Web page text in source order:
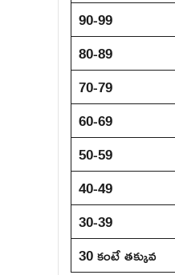
90-99
80-89
70-79
60-69
50-59
40-49
30-39
30 కంటే తక్కువ